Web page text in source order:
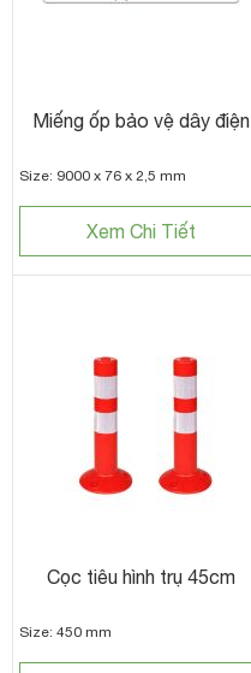
Miếng ốp bảo vệ dây điện
Size: 9000 x 76 x 2,5 mm
Xem Chi Tiết
Cọc tiêu hình trụ 45cm
Size: 450 mm